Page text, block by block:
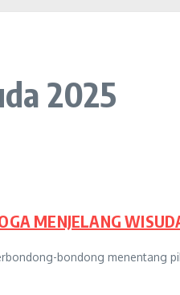
2025
MENJELANG
bondong menentang